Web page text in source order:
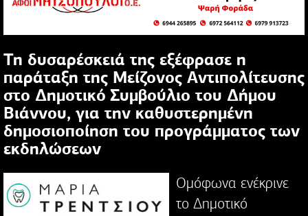
Τη δυσαρέσκειά της εξέφρασε η
παράταξη της Μείζονος Αντιπολίτευσης
στο Δημοτικό Συμβούλιο του Δήμου
Βιάννου, για την καθυστερημένη
δημοσιοποίηση του προγράμματος των
εκδηλώσεων
Ομόφωνα ενέκρινε
το Δημοτικό